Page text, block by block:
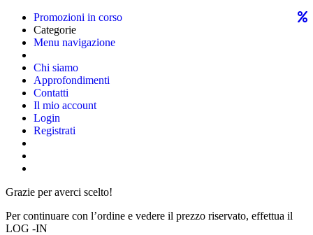
Promozioni in corso
Categorie
Menu navigazione
Chi siamo
Approfondimenti
Contatti
Il mio account
Login
Registrati
Grazie per averci scelto!
Per continuare con l’ordine e vedere il prezzo riservato, effettua il
LOG -IN